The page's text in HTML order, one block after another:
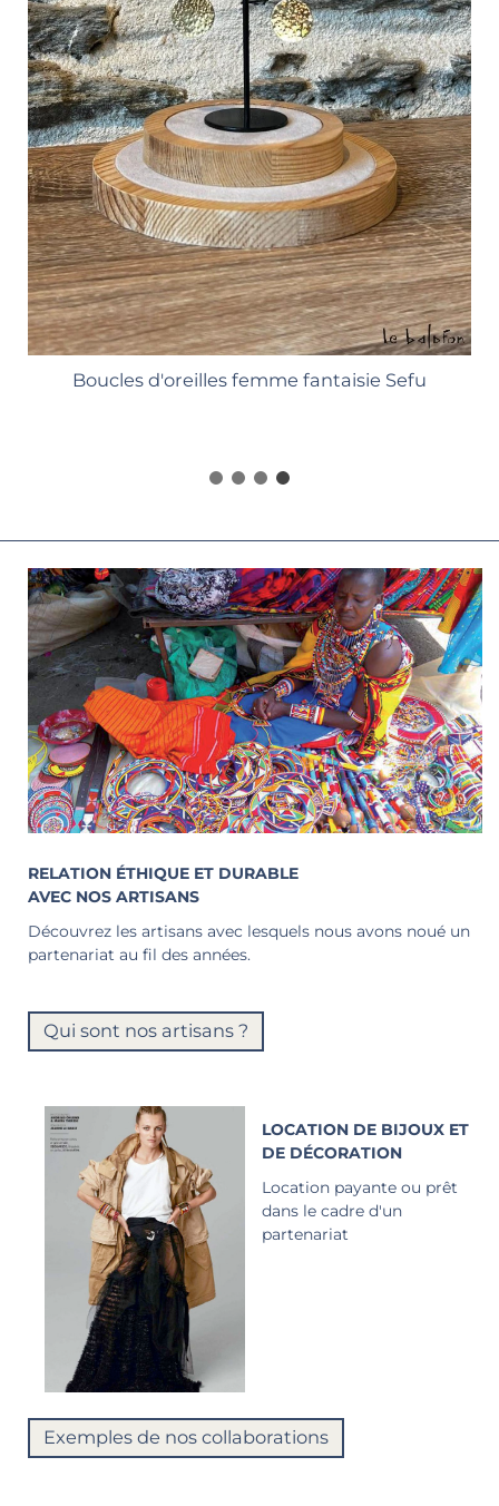
Boucles d'oreilles femme fantaisie Sefu
RELATION ÉTHIQUE ET DURABLE
AVEC NOS ARTISANS
Découvrez les artisans avec lesquels nous avons noué un
partenariat au fil des années.
Qui sont nos artisans ?
LOCATION DE BIJOUX ET
DE DÉCORATION
Location payante ou prêt
dans le cadre d'un
partenariat
Exemples de nos collaborations